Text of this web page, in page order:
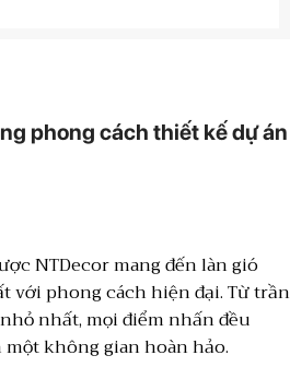
phong cách thiết kế dự án
NTDecor mang đến làn gió
với phong cách hiện đại. Từ trần
nhất, mọi điểm nhấn đều
không gian hoàn hảo.